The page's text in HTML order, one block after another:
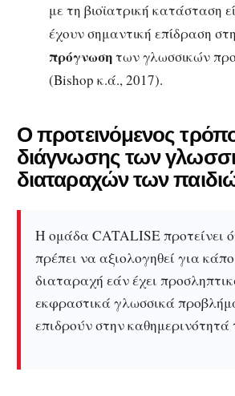
με τη βιοϊατρική κατάσταση
έχουν σημαντική επίδραση στη
πρόγνωσητων γλωσσικών
(Bishop κ.ά., 2017).
Ο προτεινόμενος
διάγνωσης των
διαταραχών των
Η ομάδα CATALISE προτείνει
πρέπει να αξιολογηθεί για
διαταραχή εάν έχει
εκφραστικά γλωσσικά
επιδρούν στην καθημερινότητά